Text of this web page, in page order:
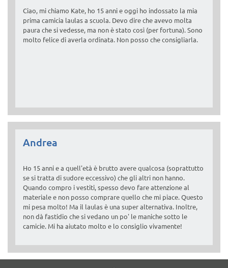
Ciao, mi chiamo Kate, ho 15 anni e oggi ho indossato la mia
prima camicia laulas a scuola. Devo dire che avevo molta
paura che si vedesse, ma non è stato così (per fortuna). Sono
molto felice di averla ordinata. Non posso che consigliarla.
Andrea
Ho 15 anni e a quell'età è brutto avere qualcosa (soprattutto
se si tratta di sudore eccessivo) che gli altri non hanno.
Quando compro i vestiti, spesso devo fare attenzione al
materiale e non posso comprare quello che mi piace. Questo
mi pesa molto! Ma il laulas è una super alternativa. Inoltre,
non dà fastidio che si vedano un po' le maniche sotto le
camicie. Mi ha aiutato molto e lo consiglio vivamente!